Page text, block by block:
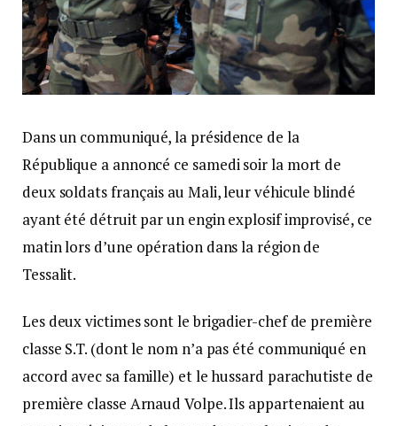
Dans un communiqué, la présidence de la
République a annoncé ce samedi soir la mort de
deux soldats français au Mali, leur véhicule blindé
ayant été détruit par un engin explosif improvisé, ce
matin lors d’une opération dans la région de
Tessalit.
Les deux victimes sont le brigadier-chef de première
classe S.T. (dont le nom n’a pas été communiqué en
accord avec sa famille) et le hussard parachutiste de
première classe Arnaud Volpe. Ils appartenaient au